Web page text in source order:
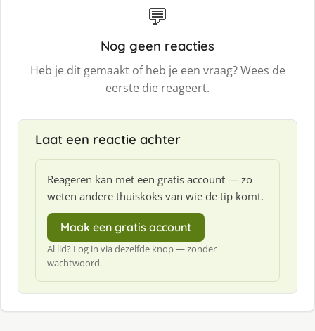
💬
Nog geen reacties
Heb je dit gemaakt of heb je een vraag? Wees de
eerste die reageert.
Laat een reactie achter
Reageren kan met een gratis account — zo
weten andere thuiskoks van wie de tip komt.
Maak een gratis account
Al lid? Log in via dezelfde knop — zonder
wachtwoord.